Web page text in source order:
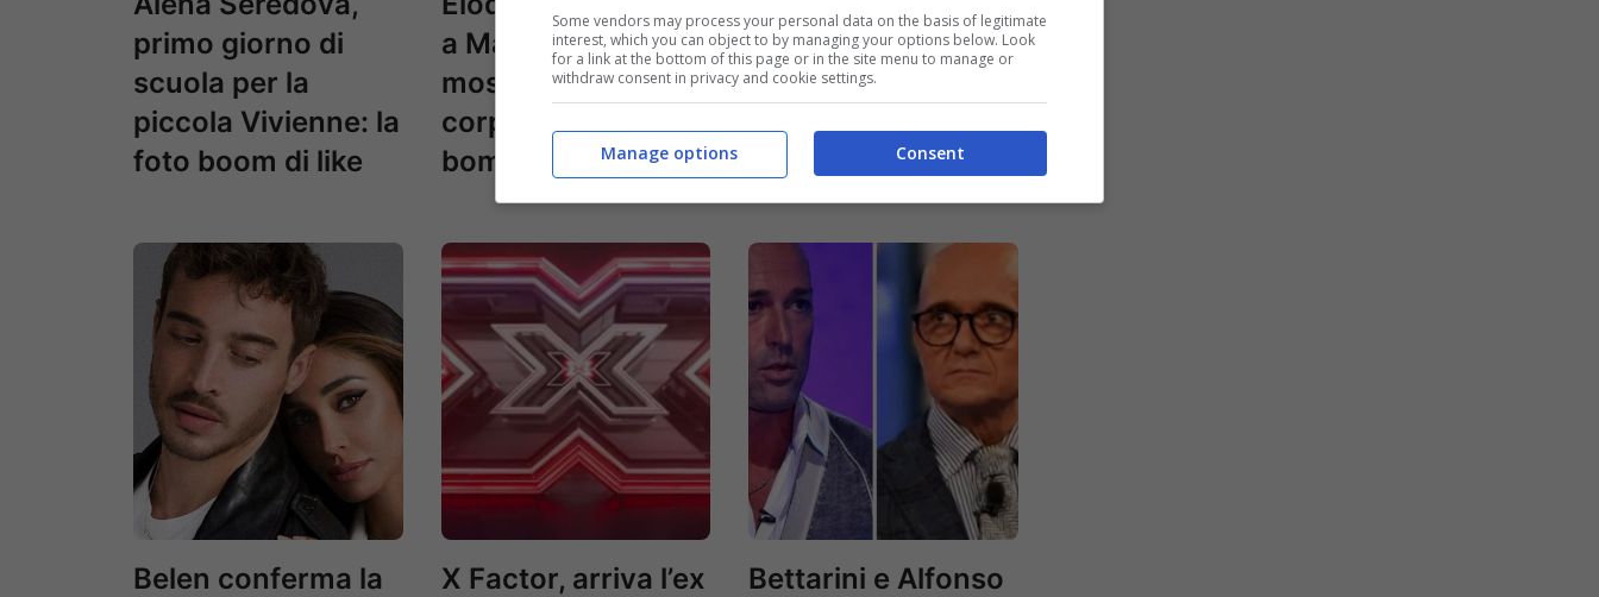
primo giorno di
scuola per la
piccola Vivienne: la
foto boom di like
a Marracash si
mostra cosi:
corpetto stretto,
bomba sexy
irriconoscibile da
Federico Fashion
Style: cambio look
Belen conferma la
X Factor, arriva l’ex
Bettarini e Alfonso
Some vendors may process your personal data on the basis of legitimate
interest, which you can object to by managing your options below. Look
for a link at the bottom of this page or in the site menu to manage or
withdraw consent in privacy and cookie settings.
Consent
Manage options